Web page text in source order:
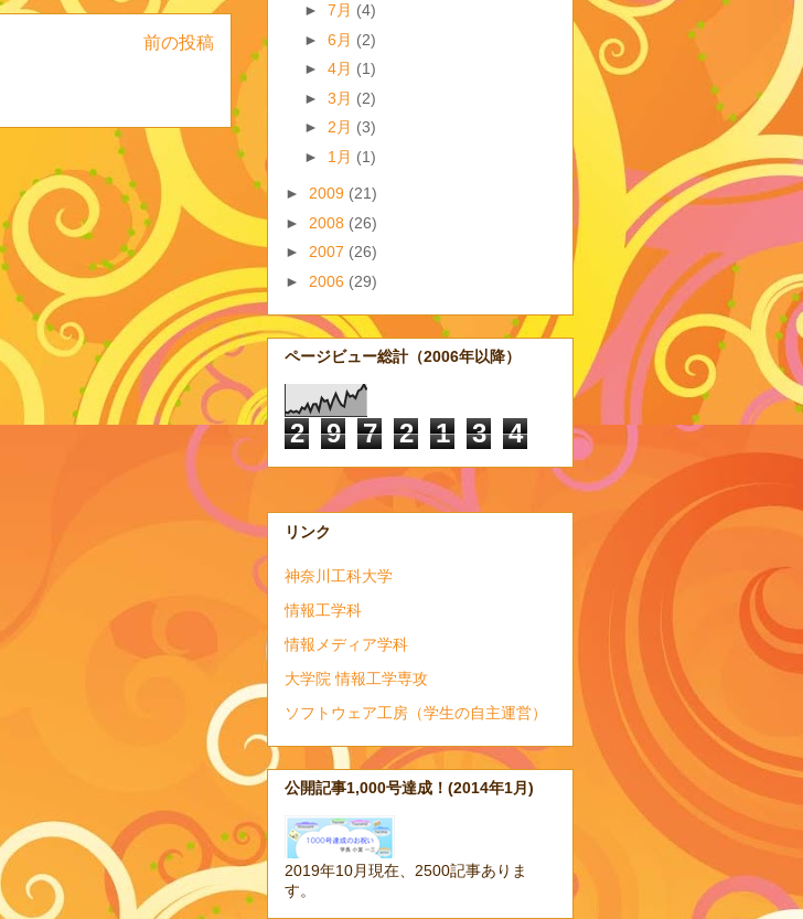
前の投稿
► 7月 (4)
► 6月 (2)
► 4月 (1)
► 3月 (2)
► 2月 (3)
► 1月 (1)
► 2009 (21)
► 2008 (26)
► 2007 (26)
► 2006 (29)
ページビュー総計（2006年以降）
2 9 7 2 1 3 4
リンク
神奈川工科大学
情報工学科
情報メディア学科
大学院 情報工学専攻
ソフトウェア工房（学生の自主運営）
公開記事1,000号達成！(2014年1月)
2019年10月現在、2500記事ありま
す。